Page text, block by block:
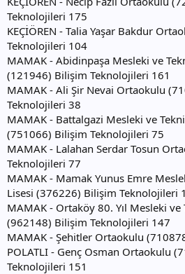
Teknolojileri 175
KEÇİÖREN - Talia Yaşar Bakdur
Teknolojileri 104
MAMAK - Abidinpaşa Mesleki ve
(121946) Bilişim Teknolojileri 161
MAMAK - Ali Şir Nevai Ortaokulu
Teknolojileri 38
MAMAK - Battalgazi Mesleki ve
(751066) Bilişim Teknolojileri 75
MAMAK - Lalahan Serdar Tosun
Teknolojileri 77
MAMAK - Mamak Yunus Emre
Lisesi (376226) Bilişim Teknolojileri
MAMAK - Ortaköy 80. Yıl Mesleki
(962148) Bilişim Teknolojileri 147
MAMAK - Şehitler Ortaokulu
POLATLI - Genç Osman Ortaokulu
Teknolojileri 151